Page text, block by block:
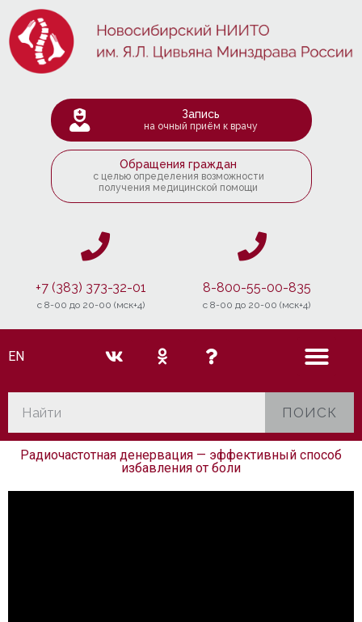
Запись
на очный приём к врачу
Обращения граждан
с целью определения возможности
получения медицинской помощи
+7 (383) 373-32-01
c 8-00 до 20-00 (мск+4)
8-800-55-00-835
c 8-00 до 20-00 (мск+4)
EN
ПОИСК
Радиочастотная денервация — эффективный способ
избавления от боли